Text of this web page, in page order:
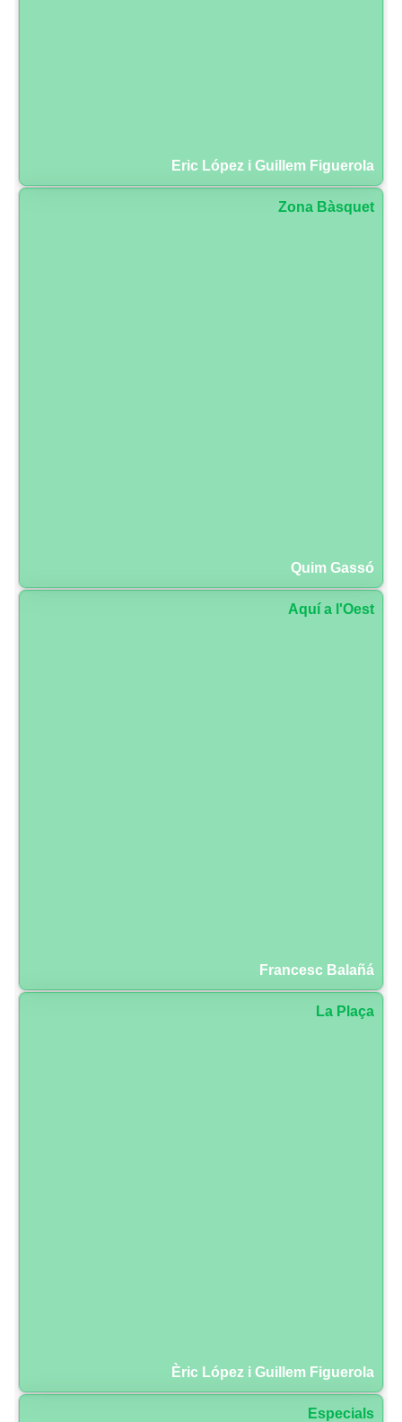
Eric López i Guillem Figuerola
Zona Bàsquet
Quim Gassó
Aquí a l'Oest
Francesc Balañá
La Plaça
Èric López i Guillem Figuerola
Especials